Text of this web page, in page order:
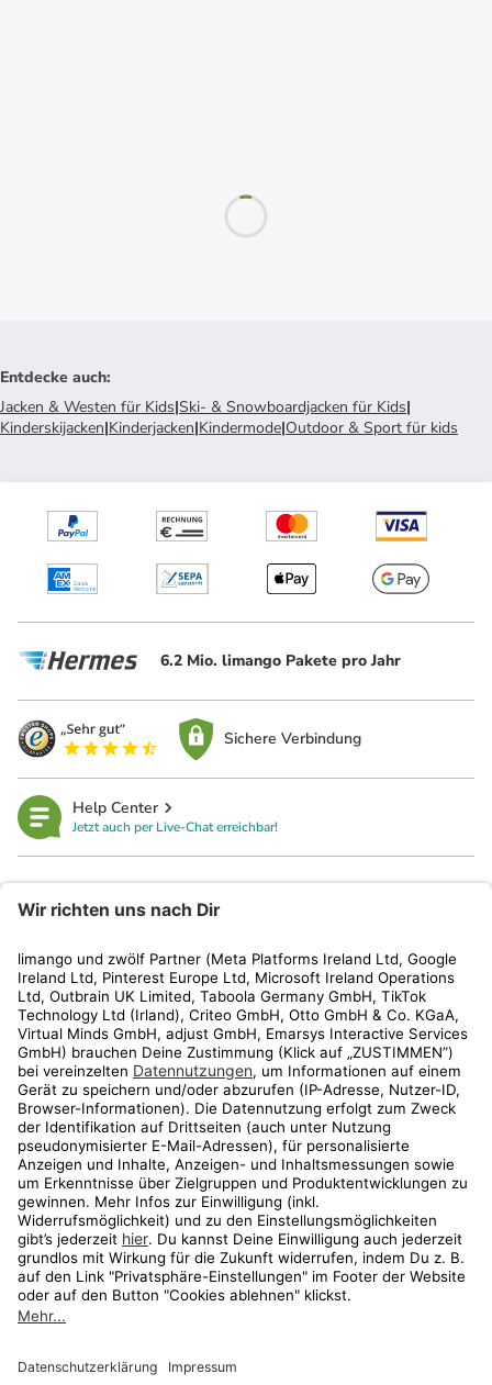
Entdecke auch:
Jacken & Westen für Kids|Ski- & Snowboardjacken für Kids|
Kinderskijacken|Kinderjacken|Kindermode|Outdoor & Sport für kids
6.2 Mio. limango Pakete pro Jahr
Sichere Verbindung
Help Center
Jetzt auch per Live-Chat erreichbar!
Kundenservice
Shop
Aktionen
Travel